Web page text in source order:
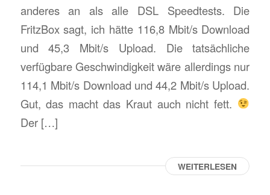
anderes an als alle DSL Speedtests. Die
FritzBox sagt, ich hätte 116,8 Mbit/s Download
und 45,3 Mbit/s Upload. Die tatsächliche
verfügbare Geschwindigkeit wäre allerdings nur
114,1 Mbit/s Download und 44,2 Mbit/s Upload.
Gut, das macht das Kraut auch nicht fett.
Der […]
WEITERLESEN